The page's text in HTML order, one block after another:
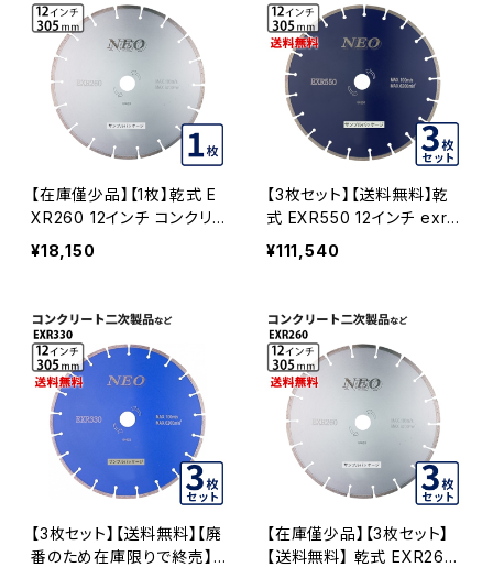
【在庫僅少品】【1枚】乾式 E
XR260 12インチ コンクリ
ート2次製品などの切断 ダ
イヤモンドブレード ダイヤモ
XR260-12
¥18,150
【3枚セット】【送料無料】乾
式 EXR550 12インチ exr5
50-12 硬質コンクリート・み
かげ石など EXR550-12-0
¥111,540
【3枚セット】【送料無料】【廃
番のため在庫限りで終売】
【在庫僅少品】【3枚セット】
【送料無料】 乾式 EXR260